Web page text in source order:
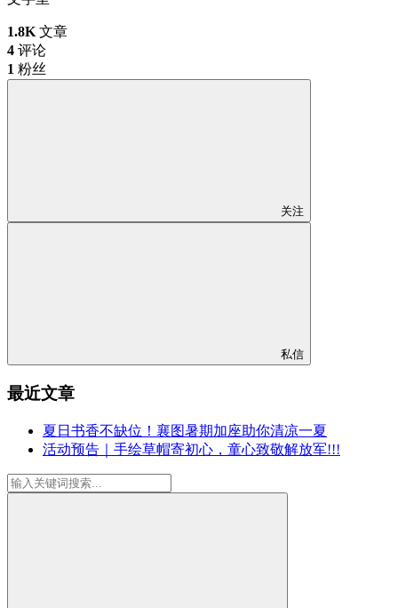
1.8K 文章
4 评论
1 粉丝
关注
私信
最近文章
夏日书香不缺位！襄图暑期加座助你清凉一夏
活动预告｜手绘草帽寄初心，童心致敬解放军!!!